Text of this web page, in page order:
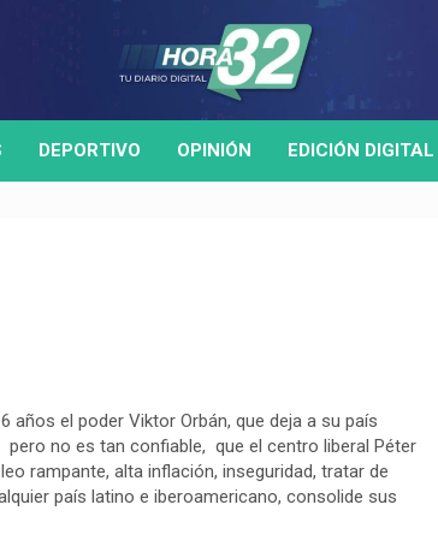
DEPORTIVO OPINIÓN EDICIÓN DIGITAL
el poder Viktor Orbán, que deja a su país
no es tan confiable, que el centro liberal Péter
rampante, alta inflación, inseguridad, tratar de
país latino e iberoamericano, consolide sus